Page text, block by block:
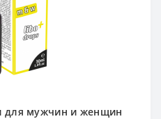
для мужчин и женщин